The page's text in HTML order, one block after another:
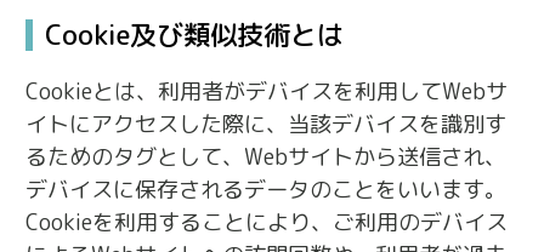
Cookie及び類似技術とは
Cookieとは、利用者がデバイスを利用してWebサ
イトにアクセスした際に、当該デバイスを識別す
るためのタグとして、Webサイトから送信され、
デバイスに保存されるデータのことをいいます。
Cookieを利用することにより、ご利用のデバイス